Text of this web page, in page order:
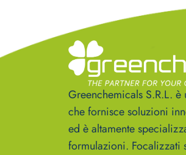
Greenchemicals S.R.L. è
che fornisce soluzioni
ed è altamente
formulazioni. Focalizzati